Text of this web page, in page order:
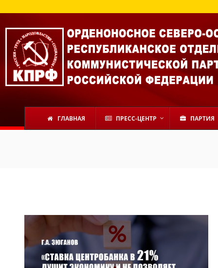
ГЛАВНАЯ ПРЕСС-ЦЕНТР ПАРТИЯ